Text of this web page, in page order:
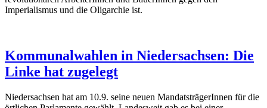
Imperialismus und die Oligarchie ist.
Kommunalwahlen in Niedersachsen: Die
Linke hat zugelegt
Niedersachsen hat am 10.9. seine neuen MandatsträgerInnen für die